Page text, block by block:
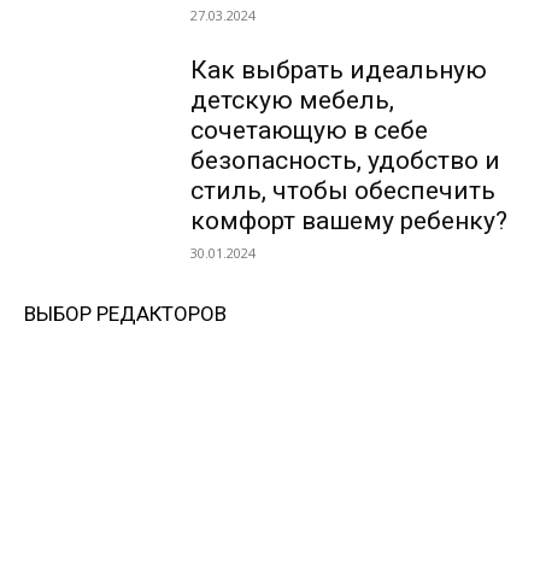
27.03.2024
Как выбрать идеальную
детскую мебель,
сочетающую в себе
безопасность, удобство и
стиль, чтобы обеспечить
комфорт вашему ребенку?
30.01.2024
ВЫБОР РЕДАКТОРОВ